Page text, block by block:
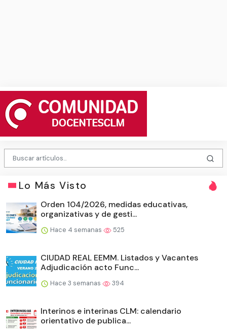
Lo Más Visto
Orden 104/2026, medidas educativas,
organizativas y de gesti...
Hace 4 semanas 525
CIUDAD REAL EEMM. Listados y Vacantes
Adjudicación acto Func...
Hace 3 semanas 394
Interinos e interinas CLM: calendario
orientativo de publica...